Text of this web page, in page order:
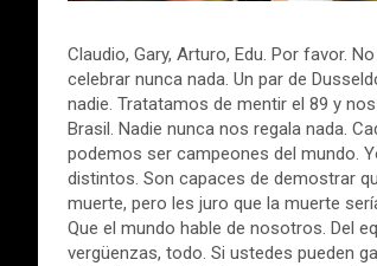
Claudio, Gary, Arturo, Edu. Por favor.
celebrar nunca nada. Un par de
nadie. Tratatamos de mentir el 89 y
Brasil. Nadie nunca nos regala nada.
podemos ser campeones del mundo.
distintos. Son capaces de demostrar
muerte, pero les juro que la muerte
Que el mundo hable de nosotros. Del
vergüenzas, todo. Si ustedes pueden